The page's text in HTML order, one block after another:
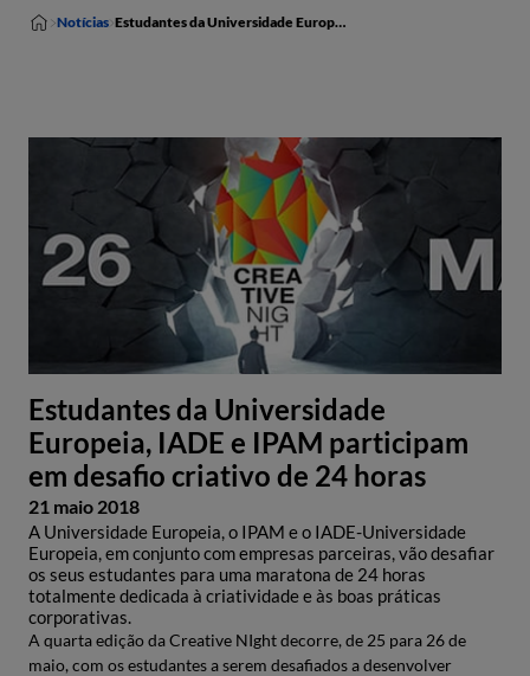
Notícias Estudantes da Universidade Europeia, IADE e IPAM participam em desafio criativo de 24 horas
Estudantes da Universidade
Europeia, IADE e IPAM participam
em desafio criativo de 24 horas
21 maio 2018
A Universidade Europeia, o IPAM e o IADE-Universidade
Europeia, em conjunto com empresas parceiras, vão desafiar
os seus estudantes para uma maratona de 24 horas
totalmente dedicada à criatividade e às boas práticas
corporativas.
A quarta edição da Creative NIght decorre, de 25 para 26 de
maio, com os estudantes a serem desafiados a desenvolver